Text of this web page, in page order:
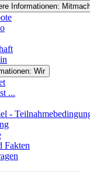
Informationen:
Wir
...
-
Fakten